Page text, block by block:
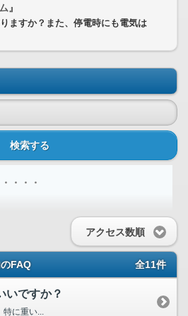
』
ますか？また、停電時にも電気は
検索する
・・・
アクセス数順
FAQ 全11件
いですか？
特に重い...